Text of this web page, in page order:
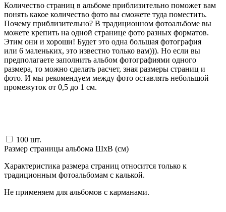
Количество страниц в альбоме приблизительно поможет вам
понять какое количество фото вы сможете туда поместить.
Почему приблизительно? В традиционном фотоальбоме вы
можете крепить на одной странице фото разных форматов.
Этим они и хороши! Будет это одна большая фотография
или 6 маленьких, это известно только вам))). Но если вы
предполагаете заполнить альбом фотографиями одного
размера, то можно сделать расчет, зная размеры страниц и
фото. И мы рекомендуем между фото оставлять небольшой
промежуток от 0,5 до 1 см.
100 шт.
Размер страницы альбома ШxВ (см)
Характеристика размера страниц относится только к
традиционным фотоальбомам с калькой.
Не применяем для альбомов с карманами.